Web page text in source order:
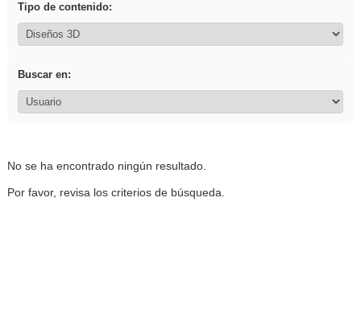
Tipo de contenido:
Buscar en:
No se ha encontrado ningún resultado.
Por favor, revisa los criterios de búsqueda.